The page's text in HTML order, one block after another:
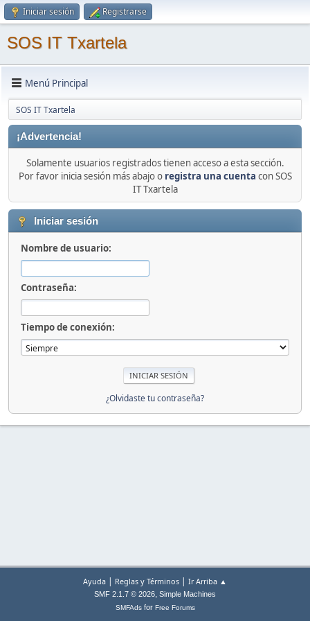
Iniciar sesión Registrarse
SOS IT Txartela
Menú Principal
SOS IT Txartela
¡Advertencia!
Solamente usuarios registrados tienen acceso a esta sección.
Por favor inicia sesión más abajo o registra una cuenta con SOS
IT Txartela
Iniciar sesión
Nombre de usuario:
Contraseña:
Tiempo de conexión:
¿Olvidaste tu contraseña?
Ayuda | Reglas y Términos | Ir Arriba ▲
SMF 2.1.7 © 2026, Simple Machines
SMFAdsfor Free Forums